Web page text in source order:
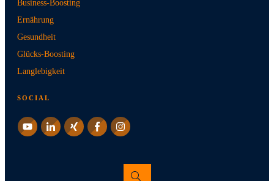
Business-Boosting
Ernährung
Gesundheit
Glücks-Boosting
Langlebigkeit
SOCIAL